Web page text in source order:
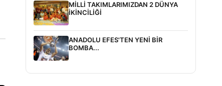
MİLLİ TAKIMLARIMIZDAN 2 DÜNYA
İKİNCİLİĞİ
ANADOLU EFES'TEN YENİ BİR
BOMBA...